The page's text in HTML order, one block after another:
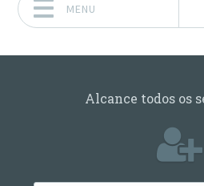
MENU
Alcance todos os